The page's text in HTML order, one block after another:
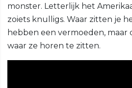
monster. Letterlijk het
zoiets knulligs. Waar zitten je
hebben een vermoeden, maar
waar ze horen te zitten.